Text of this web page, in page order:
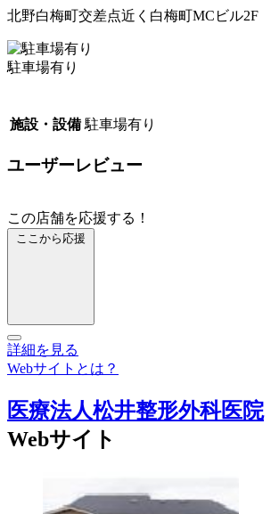
北野白梅町交差点近く白梅町MCビル
駐車場有り
施設・設備 駐車場有り
ユーザーレビュー
この店舗を応援する！
ここから応援
詳細を見る
Webサイトとは？
医療法人松井整形外科医院
Webサイト